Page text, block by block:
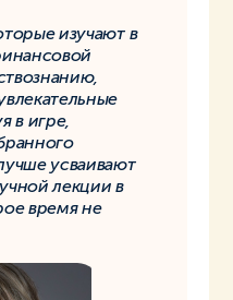
изучают в
в игре,
усваивают
лекции в
время не